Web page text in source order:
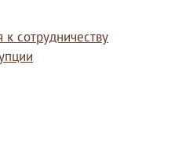
сотрудничеству